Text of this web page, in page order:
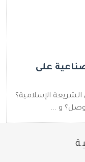
على
الإسلامية؟
و ...